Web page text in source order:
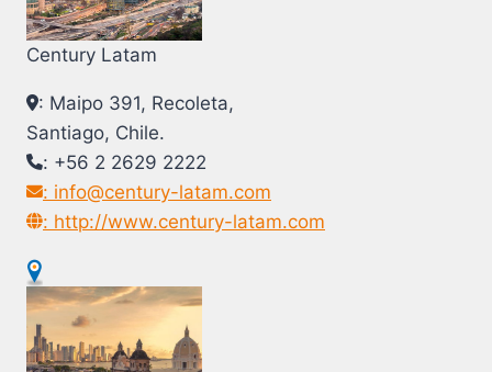
Century Latam
: Maipo 391, Recoleta,
Santiago, Chile.
: +56 2 2629 2222
: info@century-latam.com
: http://www.century-latam.com